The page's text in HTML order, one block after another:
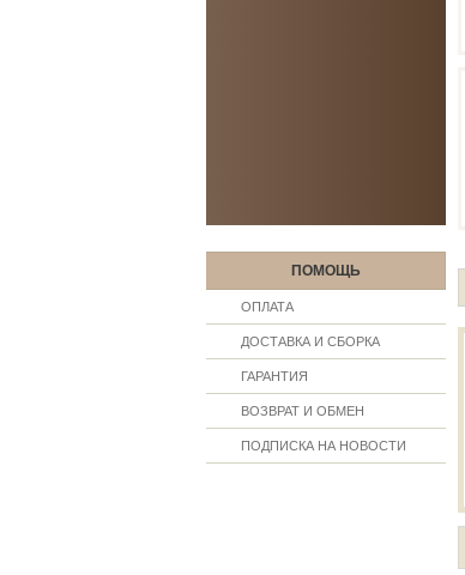
ПОМОЩЬ
ОПЛАТА
ДОСТАВКА И СБОРКА
ГАРАНТИЯ
ВОЗВРАТ И ОБМЕН
ПОДПИСКА НА НОВОСТИ